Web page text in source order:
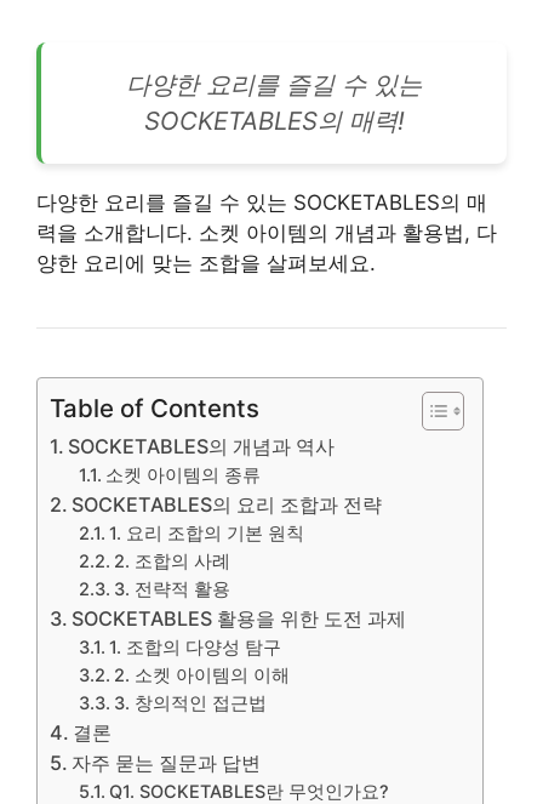
다양한 요리를 즐길 수 있는
SOCKETABLES의 매력!
다양한 요리를 즐길 수 있는 SOCKETABLES의 매
력을 소개합니다. 소켓 아이템의 개념과 활용법, 다
양한 요리에 맞는 조합을 살펴보세요.
Table of Contents
SOCKETABLES의 개념과 역사
소켓 아이템의 종류
SOCKETABLES의 요리 조합과 전략
1. 요리 조합의 기본 원칙
2. 조합의 사례
3. 전략적 활용
SOCKETABLES 활용을 위한 도전 과제
1. 조합의 다양성 탐구
2. 소켓 아이템의 이해
3. 창의적인 접근법
결론
자주 묻는 질문과 답변
Q1. SOCKETABLES란 무엇인가요?